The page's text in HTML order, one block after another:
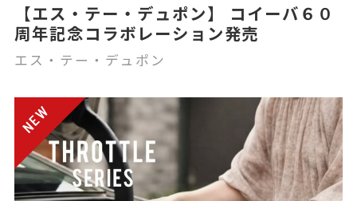
【エス・テー・デュポン】 コイーバ６０
周年記念コラボレーション発売
エス・テー・デュポン